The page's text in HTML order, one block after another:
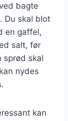
bagte
Du skal blot
en gaffel,
salt, før
sprød skal
nydes
kan